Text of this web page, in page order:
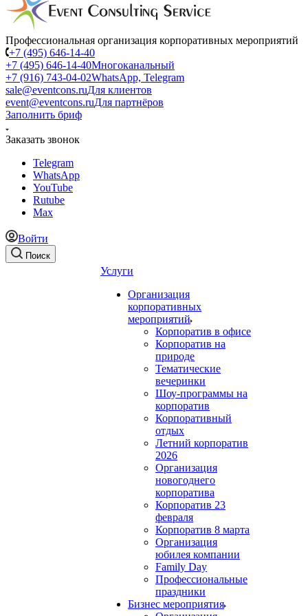
Профессиональная организация корпоративных мероприятий
+7 (495) 646-14-40
+7 (495) 646-14-40Многоканальный
+7 (916) 743-04-02WhatsApp, Telegram
sale@eventcons.ruДля клиентов
event@eventcons.ruДля партнёров
Заполнить бриф
Заказать звонок
Telegram
WhatsApp
YouTube
Rutube
Max
Войти
Поиск
Услуги
Организация
корпоративных
мероприятий
Корпоратив в офисе
Корпоратив на
природе
Тематические
вечеринки
Шоу-программы на
корпоратив
Корпоративный
отдых
Летний корпоратив
2026
Организация
новогоднего
корпоратива
Корпоратив 23
февраля
Корпоратив 8 марта
Организация
юбилея компании
Family Day
Профессиональные
праздники
Бизнес мероприятия